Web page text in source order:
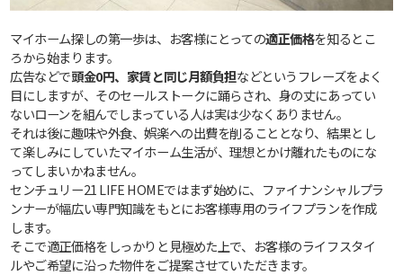
マイホーム探しの第一歩は、お客様にとっての適正価格を知るとこ
ろから始まります。
広告などで頭金0円、家賃と同じ月額負担などというフレーズをよく
目にしますが、そのセールストークに踊らされ、身の丈にあってい
ないローンを組んでしまっている人は実は少なくありません。
それは後に趣味や外食、娯楽への出費を削ることとなり、結果とし
て楽しみにしていたマイホーム生活が、理想とかけ離れたものにな
ってしまいかねません。
センチュリー21 LIFE HOMEではまず始めに、ファイナンシャルプラ
ンナーが幅広い専門知識をもとにお客様専用のライフプランを作成
します。
そこで適正価格をしっかりと見極めた上で、お客様のライフスタイ
ルやご希望に沿った物件をご提案させていただきます。